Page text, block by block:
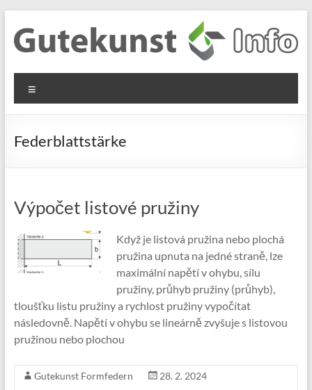
content
Gutekunst
Formfedern
GmbH
Informationen
Flachmaterial
Federblattstärke
Výpočet listové pružiny
Když je listová pružina nebo plochá
pružina upnuta na jedné straně, lze
maximální napětí v ohybu, sílu
pružiny, průhyb pružiny (průhyb),
tloušťku listu pružiny a rychlost pružiny vypočítat
následovně. Napětí v ohybu se lineárně zvyšuje s listovou
pružinou nebo plochou
Gutekunst Formfedern
28. 2. 2024